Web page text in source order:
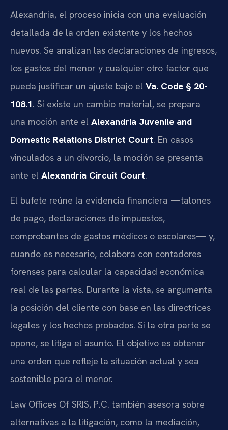
Alexandria, el proceso inicia con una evaluación
detallada de la orden existente y los hechos
nuevos. Se analizan las declaraciones de ingresos,
los gastos del menor y cualquier otro factor que
pueda justificar un ajuste bajo el Va. Code § 20-
108.1. Si existe un cambio material, se prepara
una moción ante el Alexandria Juvenile and
Domestic Relations District Court. En casos
vinculados a un divorcio, la moción se presenta
ante el Alexandria Circuit Court.
El bufete reúne la evidencia financiera —talones
de pago, declaraciones de impuestos,
comprobantes de gastos médicos o escolares— y,
cuando es necesario, colabora con contadores
forenses para calcular la capacidad económica
real de las partes. Durante la vista, se argumenta
la posición del cliente con base en las directrices
legales y los hechos probados. Si la otra parte se
opone, se litiga el asunto. El objetivo es obtener
una orden que refleje la situación actual y sea
sostenible para el menor.
Law Offices Of SRIS, P.C. también asesora sobre
alternativas a la litigación, como la mediación,